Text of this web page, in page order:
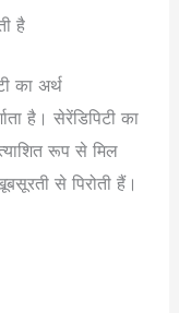
है
का अर्थ
है। सेरेंडिपिटी का
रूप से मिल
से पिरोती हैं।